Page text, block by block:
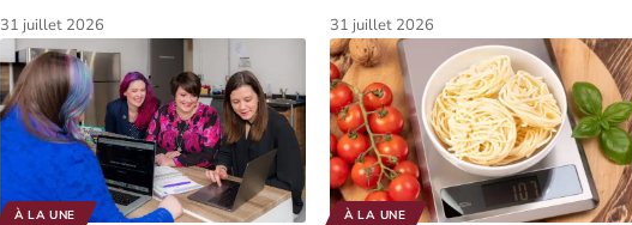
31 juillet 2026 31 juillet 2026
À LA UNE À LA UNE